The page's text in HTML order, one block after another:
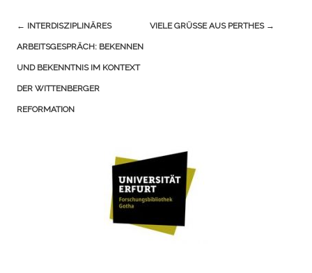
Navigation
(Beiträge)
← INTERDISZIPLINÄRES
ARBEITSGESPRÄCH: BEKENNEN
UND BEKENNTNIS IM KONTEXT
DER WITTENBERGER
REFORMATION
VIELE GRÜSSE AUS PERTHES →